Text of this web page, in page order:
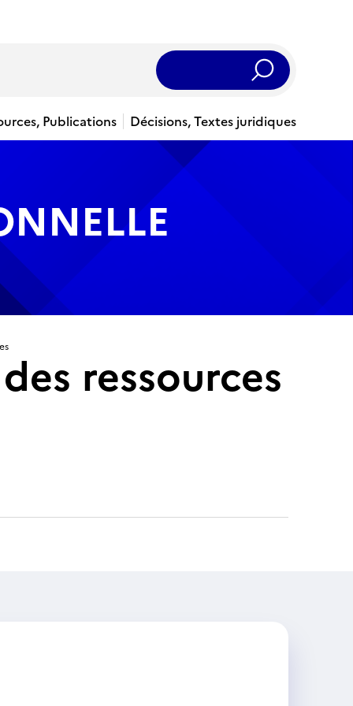
Rechercher
Publications
Décisions, Textes juridiques
ressources